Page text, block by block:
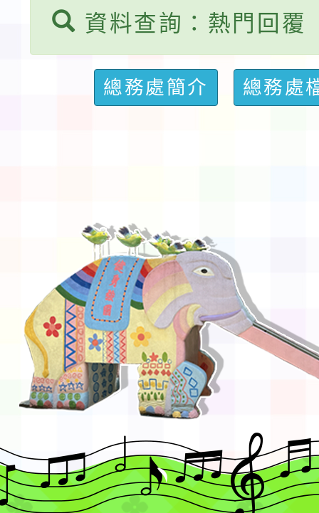
資料查詢：熱門回覆
總務處簡介 總務處